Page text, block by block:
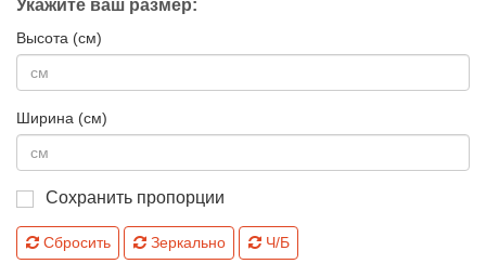
Укажите ваш размер:
Высота (см)
Ширина (см)
Сохранить пропорции
Сбросить Зеркально Ч/Б